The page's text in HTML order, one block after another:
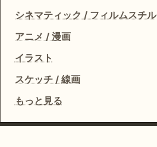
シネマティック / フィルムスチル
アニメ / 漫画
イラスト
スケッチ / 線画
もっと見る